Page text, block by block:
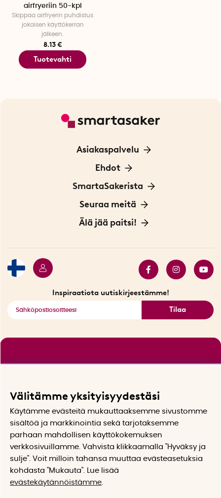
airfryeriin 50-kpl
Skippaa airfryerin puhdistus
jokaisen käyttökerran
jälkeen.
8.13 €
Tuotevahti
Asiakaspalvelu
Ota yhteyttä
Ehdot
Tietoa evästeistä
Yksityisyydensuoja
Sopimusehdot
SmartaSakerista
Meistä
Myymälä Tukholmassa
Seuraa meitä
Innovaattoriblogi
Älä jää paitsi!
Inspiraatiota uutiskirjeestämme!
Tilaa
Välitämme yksityisyydestäsi
Käytämme evästeitä mukauttaaksemme sivustomme
sisältöä ja markkinointia sekä tarjotaksemme
parhaan mahdollisen käyttökokemuksen
verkkosivuillamme. Vahvista klikkaamalla "Hyväksy ja
sulje". Voit milloin tahansa muuttaa evästeasetuksia
kohdasta "Mukauta". Lue lisää
evästekäytännöistämme